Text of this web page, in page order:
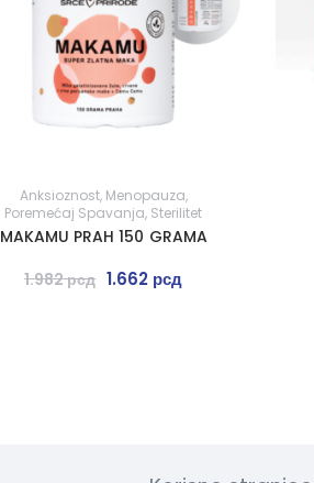
Anksioznost, Menopauza,
Poremećaj Spavanja, Sterilitet
MAKAMU PRAH 150 GRAMA
1.982рсд 1.662 рсд